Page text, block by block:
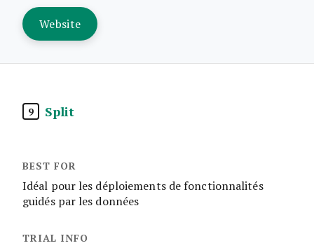
Website
9 Split
Idéal pour les déploiements de fonctionnalités
guidés par les données